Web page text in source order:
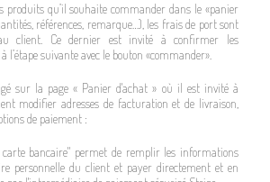
produits qu’il souhaite commander dans le «panier
références, remarque…), les frais de port sont
client. Ce dernier est invité à confirmer les
l’étape suivante avec le bouton «commander».
sur la page « Panier d'achat » où il est invité à
modifier adresses de facturation et de livraison,
de paiement :
bancaire" permet de remplir les informations
personnelle du client et payer directement et en